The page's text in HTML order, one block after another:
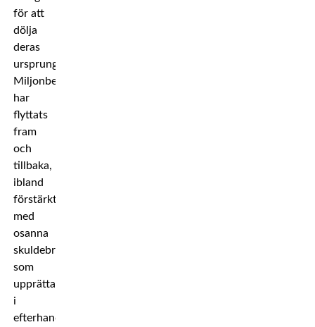
för att
dölja
deras
ursprung.
Miljonbelopp
har
flyttats
fram
och
tillbaka,
ibland
förstärkt
med
osanna
skuldebrev
som
upprättats
i
efterhand